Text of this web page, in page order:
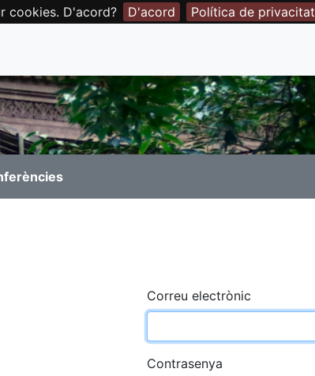
cookies. D'acord? D'acord Política de privacitat
Correu electrònic
Contrasenya